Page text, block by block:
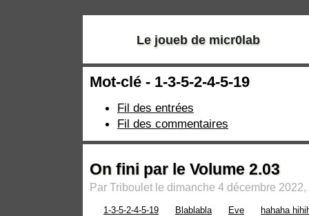
Le joueb de micr0lab
Mot-clé - 1-3-5-2-4-5-19
Fil des entrées
Fil des commentaires
On fini par le Volume 2.03
Par Triboulet le dimanche 4 décembre
1-3-5-2-4-5-19 Blablabla Eve
hahaha